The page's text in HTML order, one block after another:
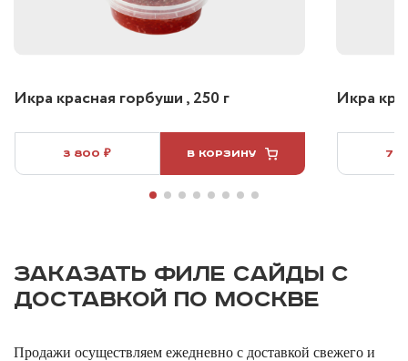
Икра красная горбуши , 250 г
3 800 ₽ В КОРЗИНУ
Икра
7
ЗАКАЗАТЬ ФИЛЕ САЙДЫ С
ДОСТАВКОЙ ПО МОСКВЕ
Продажи осуществляем ежедневно с доставкой свежего и